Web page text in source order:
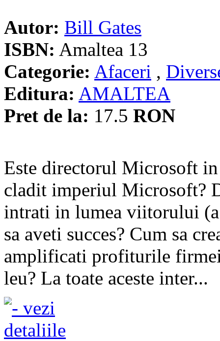
Autor: Bill Gates
ISBN: Amaltea 13
Categorie: Afaceri ,
Editura: AMALTEA
Pret de la: 17.5 RON
Este directorul Microsoft
cladit imperiul Microsoft?
intrati in lumea viitorului
sa aveti succes? Cum sa
amplificati profiturile
leu? La toate aceste inter...